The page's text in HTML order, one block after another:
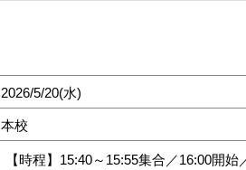
2026/5/20(水)
本校
【時程】15:40～15:55集合／16:00開始